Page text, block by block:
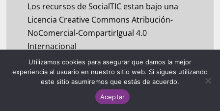
Los recursos de SocialTIC estan bajo una
Licencia Creative Commons Atribución-
NoComercial-CompartirIgual 4.0
Internacional
Utilizamos cookies para asegurar que damos la mejor
experiencia al usuario en nuestro sitio web. Si sigues utilizando
este sitio asumiremos que estás de acuerdo.
Aceptar